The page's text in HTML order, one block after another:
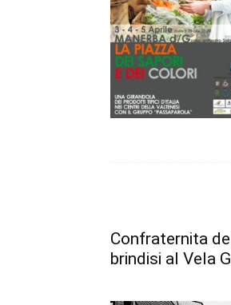
Confraternita
brindisi al Vela